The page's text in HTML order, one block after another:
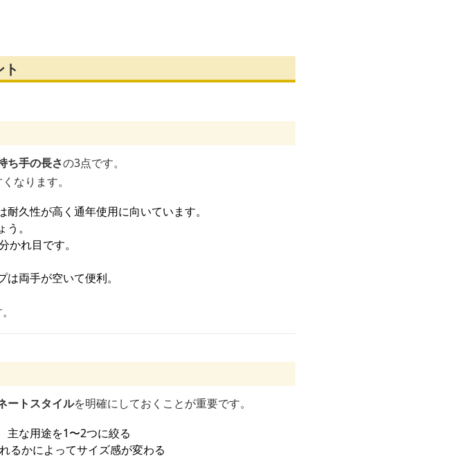
ち手の長さの3点です。
なります。
久性が高く通年使用に向いています。
。
れ目です。
両手が空いて便利。
ートスタイルを明確にしておくことが重要です。
主な用途を1〜2つに絞る
るかによってサイズ感が変わる